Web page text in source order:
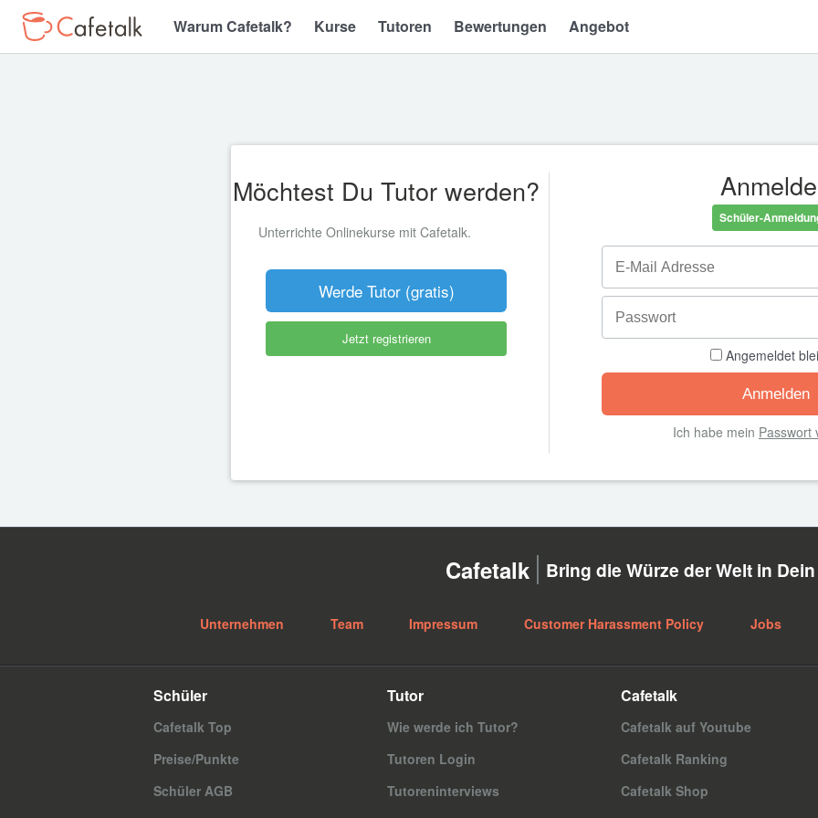
Warum Cafetalk? Kurse Tutoren Bewertungen Angebot
Schüler-
Angemeldet
Ich habe mein Passwort
Möchtest Du Tutor werden?
Unterrichte Onlinekurse mit Cafetalk.
Werde Tutor (gratis)
Jetzt registrieren
Cafetalk Bring die Würze der Welt in
Unternehmen Team Impressum Customer Harassment Policy Jobs
Schüler
Cafetalk Top
Preise/Punkte
Schüler AGB
Tutor
Wie werde ich Tutor?
Tutoren Login
Tutoreninterviews
Cafetalk
Cafetalk auf Youtube
Cafetalk Ranking
Cafetalk Shop